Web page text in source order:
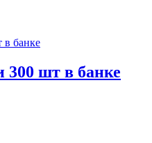
300 шт в банке